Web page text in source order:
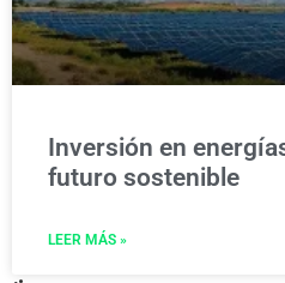
Inversión en
futuro sostenible
LEER MÁS »